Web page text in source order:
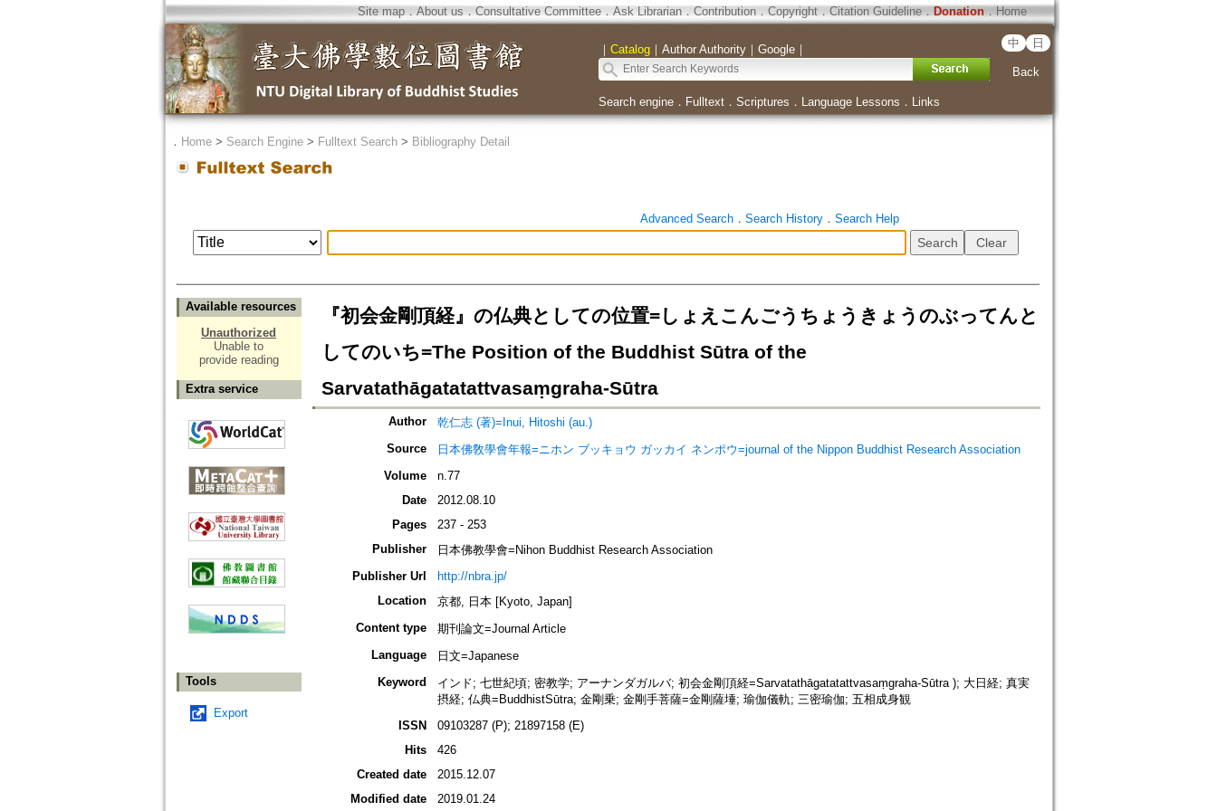
Site map．About us ． Consultative Committee． Ask Librarian． Contribution．Copyright．Citation Guideline． Donation．Home
｜ Catalog｜ Author Authority｜ Google｜ 中 日
Back
Search engine． Fulltext． Scriptures ． Language Lessons ． Links
． Home> Search Engine> Fulltext Search> Bibliography Detail
Advanced Search． Search History． Search Help
Available resources
Unauthorized
Unable to
provide reading
Extra service
Tools
Export
『初会金剛頂経』の仏典としての位置=しょえこんごうちょうきょうのぶってんと
してのいち=The Position of the Buddhist Sūtra of the
Sarvatathāgatatattvasaṃgraha-Sūtra
Author
乾仁志 (著)=Inui, Hitoshi (au.)
Source
日本佛敎學會年報=ニホン ブッキョウ ガッカイ ネンポウ=journal of the Nippon Buddhist Research Association
Volume
n.77
Date
2012.08.10
Pages
237 - 253
Publisher
日本佛教學會=Nihon Buddhist Research Association
Publisher Url
http://nbra.jp/
Location
京都, 日本 [Kyoto, Japan]
Content type
期刊論文=Journal Article
Language
日文=Japanese
Keyword
インド; 七世紀頃; 密教学; アーナンダガルバ; 初会金剛頂経=Sarvatathāgatatattvasaṃgraha-Sūtra ); 大日経; 真実
摂経; 仏典=BuddhistSūtra; 金剛乗; 金剛手菩薩=金剛薩埵; 瑜伽儀軌; 三密瑜伽; 五相成身観
ISSN
09103287 (P); 21897158 (E)
Hits
426
Created date
2015.12.07
Modified date
2019.01.24